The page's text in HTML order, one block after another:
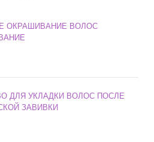
ОКРАШИВАНИЕ ВОЛОС
ДЛЯ УКЛАДКИ ВОЛОС ПОСЛЕ
ЗАВИВКИ